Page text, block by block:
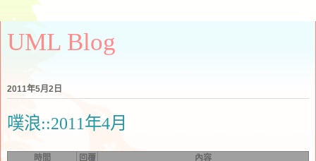
UML Blog
2011年5月2日
噗浪::2011年4月
時間 回覆
內容